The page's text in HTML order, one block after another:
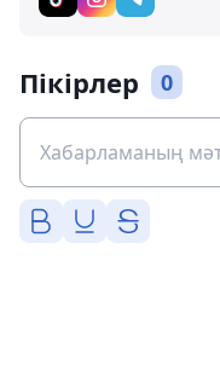
Пікірлер 0